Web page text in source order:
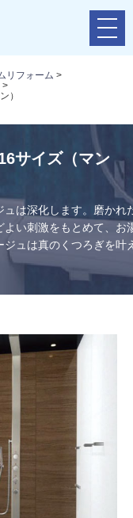
メ
ニ
リフォーム >
>
）
サイズ（マン
は深化します。磨かれ
い刺激をもとめて、お
ュは真のくつろぎを叶